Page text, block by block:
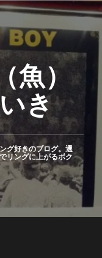
魚）
き
グ好きのブログ。選
リングに上がるボク